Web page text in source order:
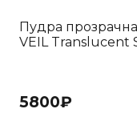
Пудра
VEIL Translucent
5800₽